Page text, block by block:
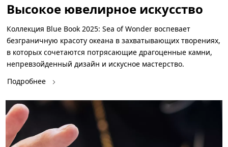
Высокое ювелирное искусство
Коллекция Blue Book 2025: Sea of Wonder воспевает
безграничную красоту океана в захватывающих творениях,
в которых сочетаются потрясающие драгоценные камни,
непревзойденный дизайн и искусное мастерство.
Подробнее